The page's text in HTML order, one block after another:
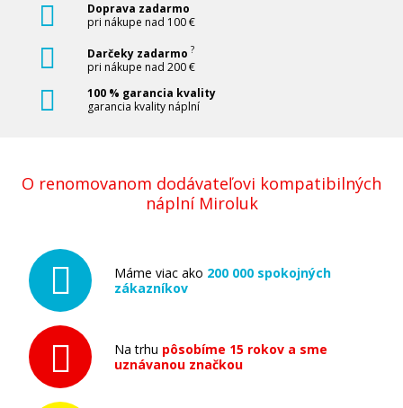
Doprava zadarmo
pri nákupe nad 100 €
Darčeky zadarmo ?
pri nákupe nad 200 €
100 % garancia kvality
garancia kvality náplní
O renomovanom dodávateľovi kompatibilných
náplní Miroluk
Máme viac ako 200 000 spokojných
zákazníkov
Na trhu pôsobíme 15 rokov a sme
uznávanou značkou